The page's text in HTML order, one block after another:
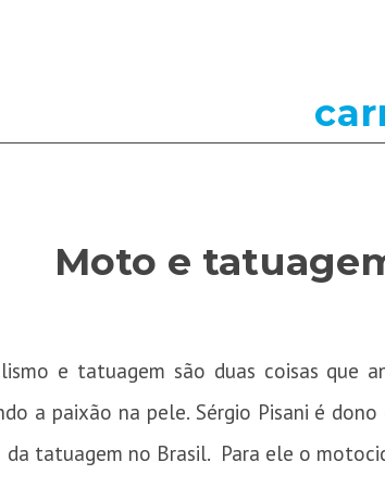
Moto e
e tatuagem são duas coisas que
a paixão na pele. Sérgio Pisani é
da tatuagem no Brasil. Para ele o